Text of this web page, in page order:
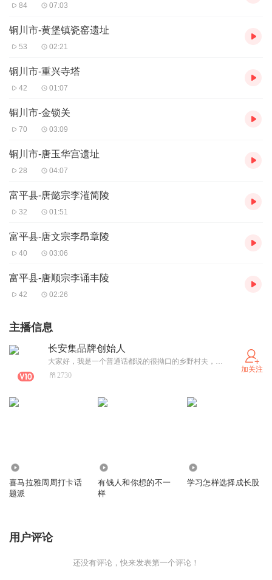
84 07:03
铜川市-黄堡镇瓷窑遗址
53 02:21
铜川市-重兴寺塔
42 01:07
铜川市-金锁关
70 03:09
铜川市-唐玉华宫遗址
28 04:07
富平县-唐懿宗李漼简陵
32 01:51
富平县-唐文宗李昂章陵
40 03:06
富平县-唐顺宗李诵丰陵
42 02:26
主播信息
长安集品牌创始人
大家好，我是一个普通话都说的很拗口的乡野村夫，一个不属于城市但又不得不在城市生活的真正的农村人，生于长安—斗门—镐京！感谢喜马拉雅，给了我一个自我突破的机会，让我变得勇敢，择书而读，既能学习还能让我有机会在尘土多年以后为亲朋好友们留点回忆，同时，感谢陌生朋友的宽容，也期待大家的批评，以便我努力的改正并能够不断的提高！
2730
加关注
喜马拉雅周周打卡话
题派
有钱人和你想的不一
样
学习怎样选择成长股
用户评论
还没有评论，快来发表第一个评论！